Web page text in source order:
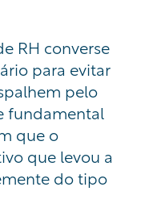
RH converse
para evitar
pelo
fundamental
que o
que levou a
do tipo